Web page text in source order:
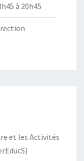
à 20h45
et les Activités